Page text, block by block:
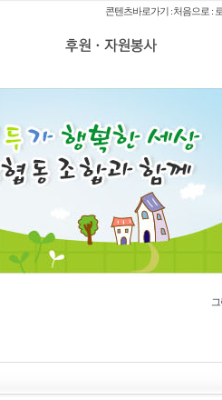
콘텐츠바로가기:처음으로 :